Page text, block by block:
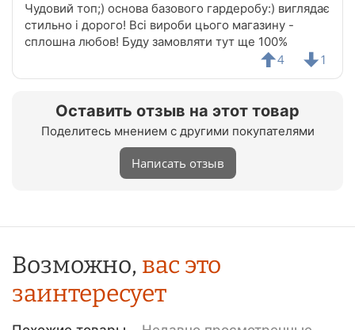
Чудовий топ;) основа базового гардеробу:) виглядає
стильно і дорого! Всі вироби цього магазину -
сплошна любов! Буду замовляти тут ще 100%
4 1
Оставить отзыв на этот товар
Поделитесь мнением с другими покупателями
Написать отзыв
Возможно, вас это
заинтересует